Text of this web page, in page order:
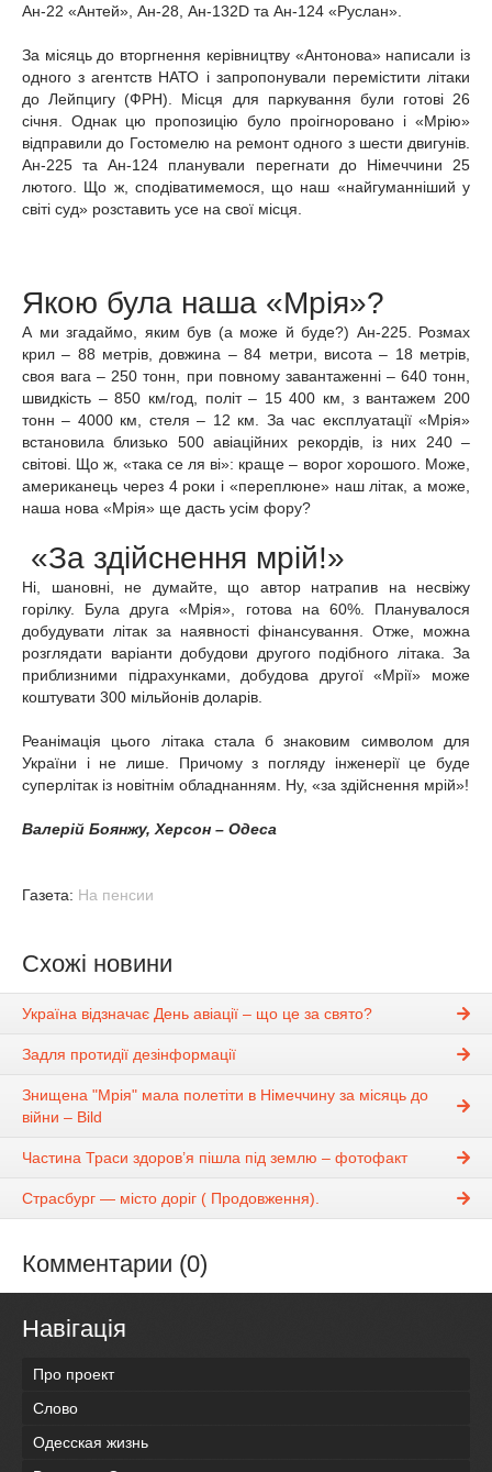
Ан-22 «Антей», Ан-28, Ан-132D та Ан-124 «Руслан».
За місяць до вторгнення керівництву «Антонова» написали із
одного з агентств НАТО і запропонували перемістити літаки
до Лейпцигу (ФРН). Місця для паркування були готові 26
січня. Однак цю пропозицію було проігноровано і «Мрію»
відправили до Гостомелю на ремонт одного з шести двигунів.
Ан-225 та Ан-124 планували перегнати до Німеччини 25
лютого. Що ж, сподіватимемося, що наш «найгуманніший у
світі суд» розставить усе на свої місця.
Якою була наша «Мрія»?
А ми згадаймо, яким був (а може й буде?) Ан-225. Розмах
крил – 88 метрів, довжина – 84 метри, висота – 18 метрів,
своя вага – 250 тонн, при повному завантаженні – 640 тонн,
швидкість – 850 км/год, політ – 15 400 км, з вантажем 200
тонн – 4000 км, стеля – 12 км. За час експлуатації «Мрія»
встановила близько 500 авіаційних рекордів, із них 240 –
світові. Що ж, «така се ля ві»: краще – ворог хорошого. Може,
американець через 4 роки і «переплюне» наш літак, а може,
наша нова «Мрія» ще дасть усім фору?
«За здійснення мрій!»
Ні, шановні, не думайте, що автор натрапив на несвіжу
горілку. Була друга «Мрія», готова на 60%. Планувалося
добудувати літак за наявності фінансування. Отже, можна
розглядати варіанти добудови другого подібного літака. За
приблизними підрахунками, добудова другої «Мрії» може
коштувати 300 мільйонів доларів.
Реанімація цього літака стала б знаковим символом для
України і не лише.
Причому з погляду інженерії це буде
суперлітак із новітнім обладнанням. Ну, «за здійснення мрій»!
Валерій Боянжу, Херсон – Одеса
Газета: На пенсии
Схожі новини
Україна відзначає День авіації – що це за свято?
Задля протидії дезінформації
Знищена "Мрія" мала полетіти в Німеччину за місяць до
війни – Bild
Частина Траси здоров’я пішла під землю – фотофакт
Страсбург — місто доріг ( Продовження).
Комментарии (0)
Навігація
Про проект
Слово
Одесская жизнь